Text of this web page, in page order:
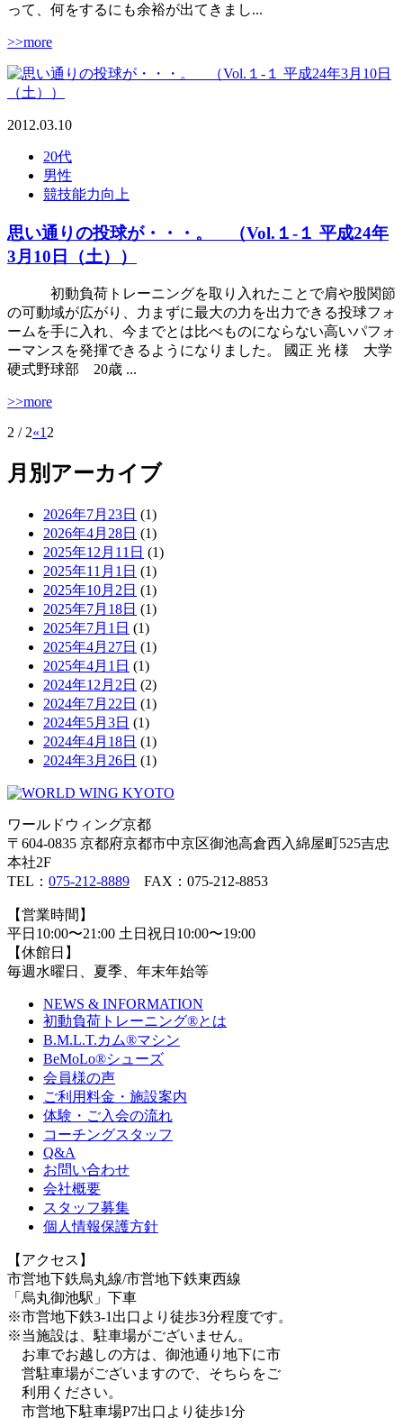
って、何をするにも余裕が出てきまし...
>>more
2012.03.10
20代
男性
競技能力向上
思い通りの投球が・・・。 （Vol.１‐１ 平成24年
3月10日（土））
初動負荷トレーニングを取り入れたことで肩や股関節
の可動域が広がり、力まずに最大の力を出力できる投球フォ
ームを手に入れ、今までとは比べものにならない高いパフォ
ーマンスを発揮できるようになりました。 國正 光 様 大学
硬式野球部 20歳 ...
>>more
2 / 2«1 2
月別アーカイブ
2026年7月23日 (1)
2026年4月28日 (1)
2025年12月11日 (1)
2025年11月1日 (1)
2025年10月2日 (1)
2025年7月18日 (1)
2025年7月1日 (1)
2025年4月27日 (1)
2025年4月1日 (1)
2024年12月2日 (2)
2024年7月22日 (1)
2024年5月3日 (1)
2024年4月18日 (1)
2024年3月26日 (1)
ワールドウィング京都
〒604-0835 京都府京都市中京区御池高倉西入綿屋町525吉忠
本社2F
TEL： 075-212-8889 FAX：075-212-8853
【営業時間】
平日10:00〜21:00 土日祝日10:00〜19:00
【休館日】
毎週水曜日、夏季、年末年始等
NEWS & INFORMATION
初動負荷トレーニング®とは
B.M.L.T.カム®マシン
BeMoLo®シューズ
会員様の声
ご利用料金・施設案内
体験・ご入会の流れ
コーチングスタッフ
Q&A
お問い合わせ
会社概要
スタッフ募集
個人情報保護方針
【アクセス】
市営地下鉄烏丸線/市営地下鉄東西線
「烏丸御池駅」下車
※市営地下鉄3-1出口より徒歩3分程度です。
※当施設は、駐車場がございません。
お車でお越しの方は、御池通り地下に市
営駐車場がございますので、そちらをご
利用ください。
市営地下駐車場P7出口より徒歩1分